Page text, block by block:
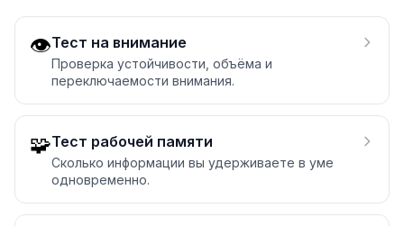
👁️Тест на внимание
Проверка устойчивости, объёма и
переключаемости внимания.
🧩Тест рабочей памяти
Сколько информации вы удерживаете в уме
одновременно.